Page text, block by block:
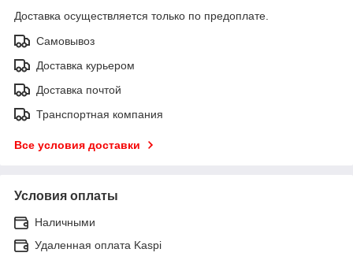
Доставка осуществляется только по предоплате.
Самовывоз
Доставка курьером
Доставка почтой
Транспортная компания
Все условия доставки
Условия оплаты
Наличными
Удаленная оплата Kaspi